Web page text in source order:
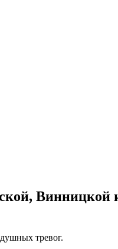
Винницкой
тревог.